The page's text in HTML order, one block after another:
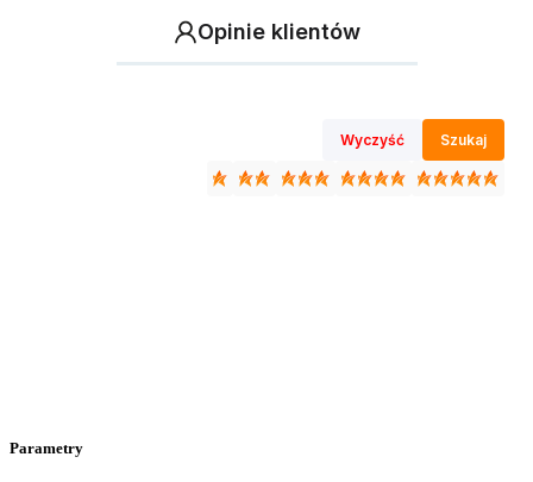
Opinie klientów
Wyczyść Szukaj
Parametry